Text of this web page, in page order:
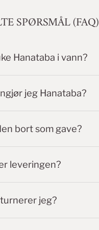
SPØRSMÅL (FAQ)
Hanataba i vann?
jeg Hanataba?
bort som gave?
leveringen?
jeg?